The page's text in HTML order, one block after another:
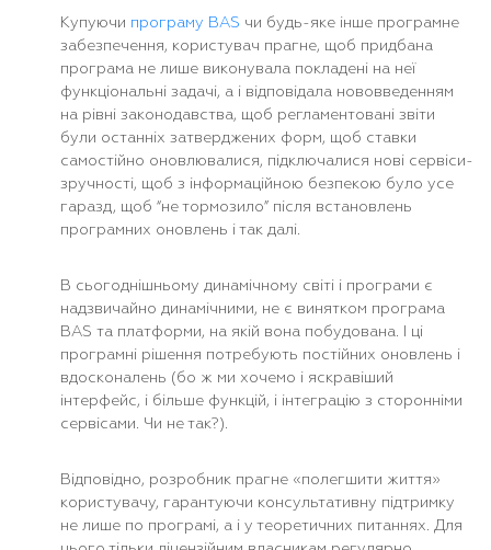
Купуючи програму BAS чи будь-яке інше програмне
забезпечення, користувач прагне, щоб придбана
програма не лише виконувала покладені на неї
функціональні задачі, а і відповідала нововведенням
на рівні законодавства, щоб регламентовані звіти
були останніх затверджених форм, щоб ставки
самостійно оновлювалися, підключалися нові сервіси-
зручності, щоб з інформаційною безпекою було усе
гаразд, щоб “не тормозило” після встановлень
програмних оновлень і так далі.
В сьогоднішньому динамічному світі і програми є
надзвичайно динамічними, не є винятком програма
BAS та платформи, на якій вона побудована. І ці
програмні рішення потребують постійних оновлень і
вдосконалень (бо ж ми хочемо і яскравіший
інтерфейс, і більше функцій, і інтеграцію з сторонніми
сервісами. Чи не так?).
Відповідно, розробник прагне «полегшити життя»
користувачу, гарантуючи консультативну підтримку
не лише по програмі, а і у теоретичних питаннях. Для